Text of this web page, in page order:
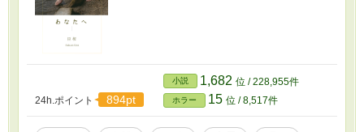
24h.ポイント 894pt
小説 1,682 位 / 228,955件
ホラー 15 位 / 8,517件